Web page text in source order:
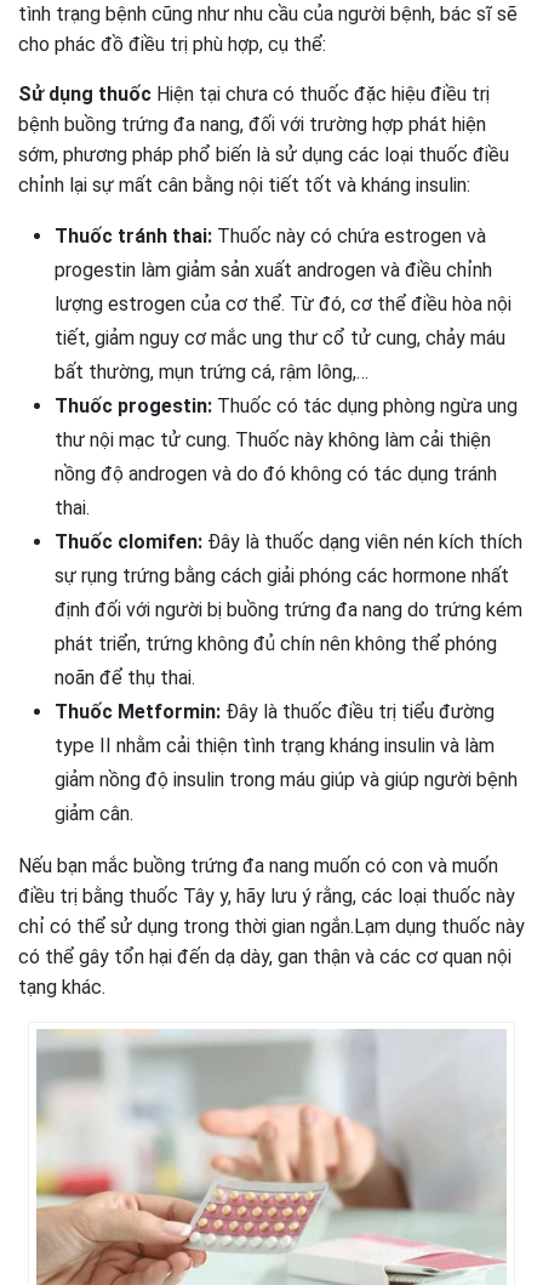
tình trạng bệnh cũng như nhu cầu của người bệnh, bác sĩ sẽ
cho phác đồ điều trị phù hợp, cụ thể:
Sử dụng thuốc Hiện tại chưa có thuốc đặc hiệu điều trị
bệnh buồng trứng đa nang, đối với trường hợp phát hiện
sớm, phương pháp phổ biến là sử dụng các loại thuốc điều
chỉnh lại sự mất cân bằng nội tiết tốt và kháng insulin:
Thuốc tránh thai: Thuốc này có chứa estrogen và
progestin làm giảm sản xuất androgen và điều chỉnh
lượng estrogen của cơ thể. Từ đó, cơ thể điều hòa nội
tiết, giảm nguy cơ mắc ung thư cổ tử cung, chảy máu
bất thường, mụn trứng cá, rậm lông,…
Thuốc progestin: Thuốc có tác dụng phòng ngừa ung
thư nội mạc tử cung. Thuốc này không làm cải thiện
nồng độ androgen và do đó không có tác dụng tránh
thai.
Thuốc clomifen: Đây là thuốc dạng viên nén kích thích
sự rụng trứng bằng cách giải phóng các hormone nhất
định đối với người bị buồng trứng đa nang do trứng kém
phát triển, trứng không đủ chín nên không thể phóng
noãn để thụ thai.
Thuốc Metformin: Đây là thuốc điều trị tiểu đường
type II nhằm cải thiện tình trạng kháng insulin và làm
giảm nồng độ insulin trong máu giúp và giúp người bệnh
giảm cân.
Nếu bạn mắc buồng trứng đa nang muốn có con và muốn
điều trị bằng thuốc Tây y, hãy lưu ý rằng, các loại thuốc này
chỉ có thể sử dụng trong thời gian ngắn.Lạm dụng thuốc này
có thể gây tổn hại đến dạ dày, gan thận và các cơ quan nội
tạng khác.